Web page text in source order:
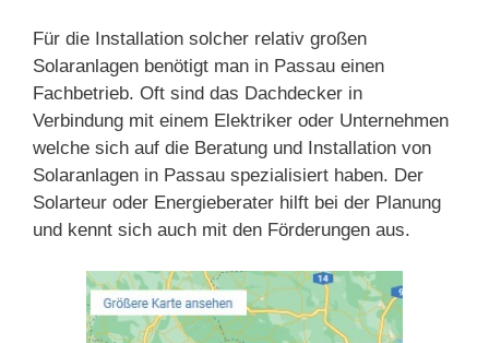
Für die Installation solcher relativ großen
Solaranlagen benötigt man in Passau einen
Fachbetrieb. Oft sind das Dachdecker in
Verbindung mit einem Elektriker oder Unternehmen
welche sich auf die Beratung und Installation von
Solaranlagen in Passau spezialisiert haben. Der
Solarteur oder Energieberater hilft bei der Planung
und kennt sich auch mit den Förderungen aus.